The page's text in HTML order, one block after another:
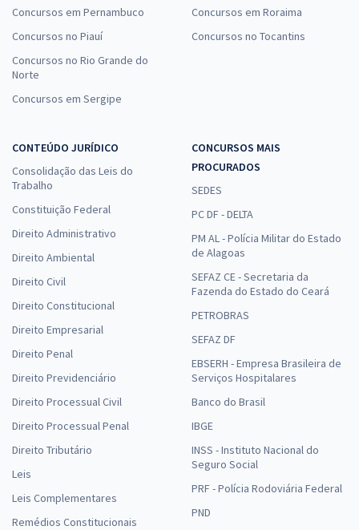
Concursos em Pernambuco
Concursos no Piauí
Concursos no Rio Grande do
Norte
Concursos em Sergipe
Concursos em Roraima
Concursos no Tocantins
CONTEÚDO JURÍDICO
Consolidação das Leis do
Trabalho
Constituição Federal
Direito Administrativo
Direito Ambiental
Direito Civil
Direito Constitucional
Direito Empresarial
Direito Penal
Direito Previdenciário
Direito Processual Civil
Direito Processual Penal
Direito Tributário
Leis
Leis Complementares
Remédios Constitucionais
CONCURSOS MAIS
PROCURADOS
SEDES
PC DF - DELTA
PM AL - Polícia Militar do Estado
de Alagoas
SEFAZ CE - Secretaria da
Fazenda do Estado do Ceará
PETROBRAS
SEFAZ DF
EBSERH - Empresa Brasileira de
Serviços Hospitalares
Banco do Brasil
IBGE
INSS - Instituto Nacional do
Seguro Social
PRF - Polícia Rodoviária Federal
PND